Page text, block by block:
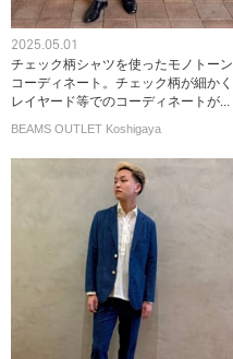
2025.05.01
チェック柄シャツを使ったモノトーン
コーディネート。チェック柄が細かく
レイヤード等でのコーディネートが...
BEAMS OUTLET Koshigaya